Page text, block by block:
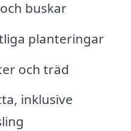
buskar
planteringar
och träd
inklusive